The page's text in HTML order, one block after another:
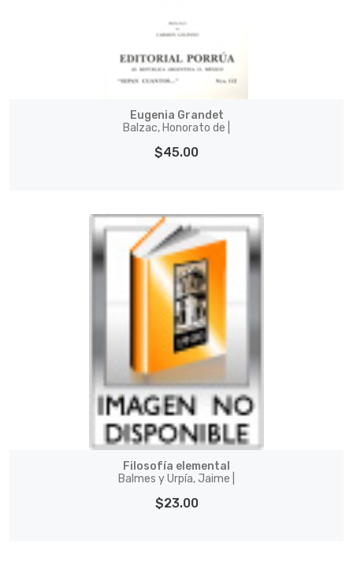
Eugenia Grandet
Balzac, Honorato de |
$45.00
Filosofía elemental
Balmes y Urpía, Jaime |
$23.00